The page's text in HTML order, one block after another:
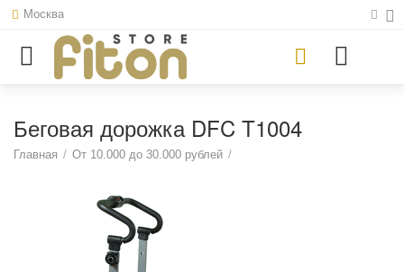
Москва
Беговая дорожка DFC T1004
Главная / От 10.000 до 30.000 рублей /